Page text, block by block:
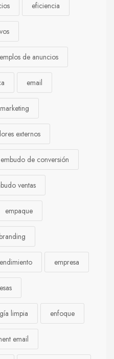
eficiencia
de anuncios
email
externos
embudo de conversión
ventas
empaque
empresa
limpia enfoque
email